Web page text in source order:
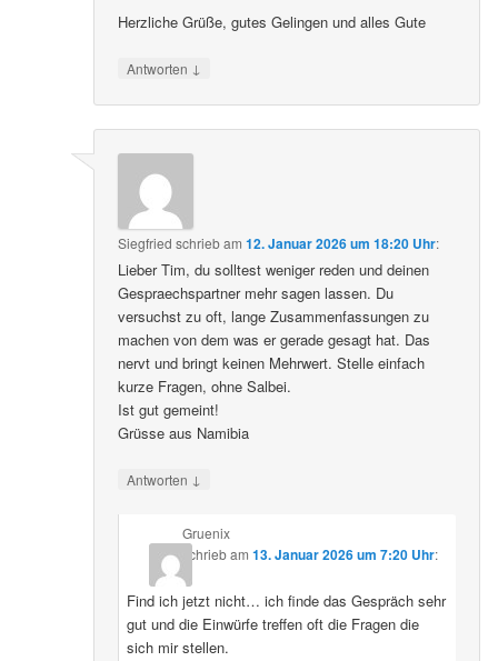
Herzliche Grüße, gutes Gelingen und alles Gute
Antworten ↓
Siegfried schriebam12. Januar 2026 um 18:20 Uhr:
Lieber Tim, du solltest weniger reden und deinen
Gespraechspartner mehr sagen lassen. Du
versuchst zu oft, lange Zusammenfassungen zu
machen von dem was er gerade gesagt hat. Das
nervt und bringt keinen Mehrwert. Stelle einfach
kurze Fragen, ohne Salbei.
Ist gut gemeint!
Grüsse aus Namibia
Antworten ↓
Gruenix
schriebam 13. Januar 2026 um 7:20 Uhr:
Find ich jetzt nicht… ich finde das Gespräch sehr
gut und die Einwürfe treffen oft die Fragen die
sich mir stellen.